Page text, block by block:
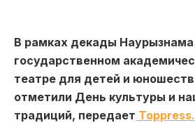
В рамках декады Наурызнама
государственном
театре для детей и
отметили День культуры и
традиций, передает